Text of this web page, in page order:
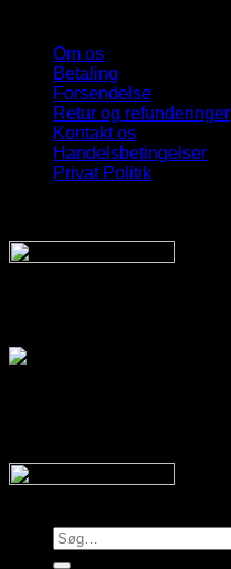
Om os
Betaling
Forsendelse
Retur og refunderinger
Kontakt os
Handelsbetingelser
Privat Politik
Søg
efter: